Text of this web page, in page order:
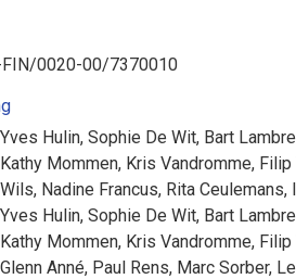
FIN/0020-00/7370010
Yves Hulin, Sophie De Wit, Bart
Kathy Mommen, Kris Vandromme, Filip
Wils, Nadine Francus, Rita Ceulemans,
Yves Hulin, Sophie De Wit, Bart
Kathy Mommen, Kris Vandromme, Filip
Glenn Anné, Paul Rens, Marc Sorber,